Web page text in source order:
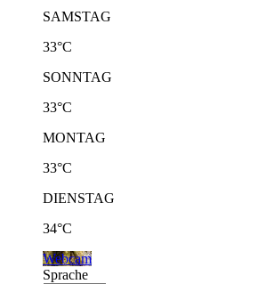
SAMSTAG
33°C
SONNTAG
33°C
MONTAG
33°C
DIENSTAG
34°C
Webcam
Sprache